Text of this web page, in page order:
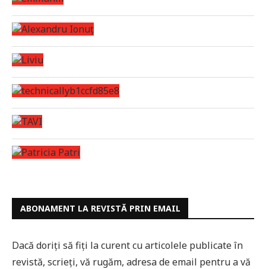
ABONAMENT LA REVISTĂ PRIN EMAIL
Dacă doriți să fiți la curent cu articolele publicate în
revistă, scrieți, vă rugăm, adresa de email pentru a vă